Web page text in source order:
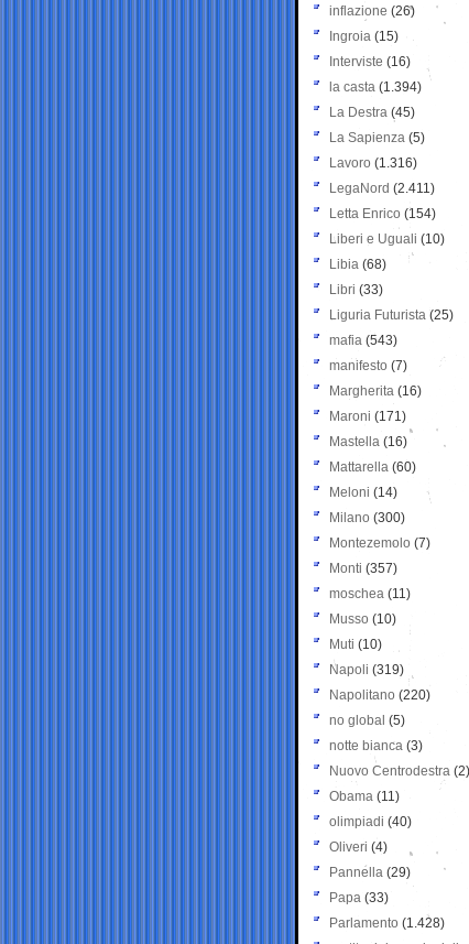
inflazione (26)
Ingroia (15)
Interviste (16)
la casta (1.394)
La Destra (45)
La Sapienza (5)
Lavoro (1.316)
LegaNord (2.411)
Letta Enrico (154)
Liberi e Uguali (10)
Libia (68)
Libri (33)
Liguria Futurista (25)
mafia (543)
manifesto (7)
Margherita (16)
Maroni (171)
Mastella (16)
Mattarella (60)
Meloni (14)
Milano (300)
Montezemolo (7)
Monti (357)
moschea (11)
Musso (10)
Muti (10)
Napoli (319)
Napolitano (220)
no global (5)
notte bianca (3)
Nuovo Centrodestra (2)
Obama (11)
olimpiadi (40)
Oliveri (4)
Pannella (29)
Papa (33)
Parlamento (1.428)